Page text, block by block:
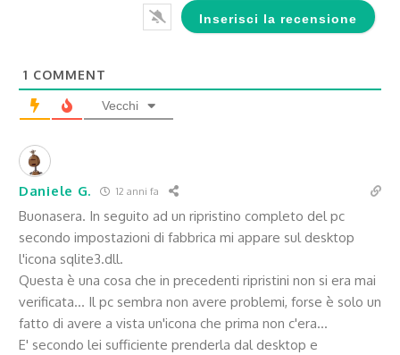
1 COMMENT
Vecchi
Daniele G. 12 anni fa
Buonasera. In seguito ad un ripristino completo del pc
secondo impostazioni di fabbrica mi appare sul desktop
l'icona sqlite3.dll.
Questa è una cosa che in precedenti ripristini non si era mai
verificata… Il pc sembra non avere problemi, forse è solo un
fatto di avere a vista un'icona che prima non c'era…
E' secondo lei sufficiente prenderla dal desktop e